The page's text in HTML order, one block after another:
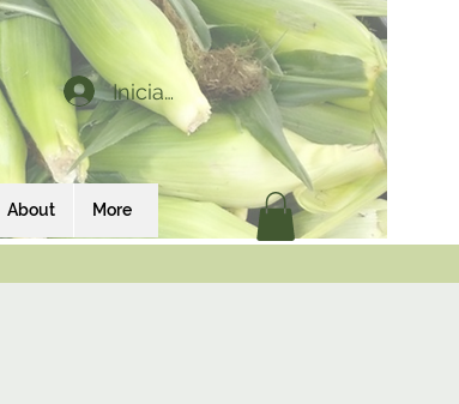
About More
Iniciar sesión